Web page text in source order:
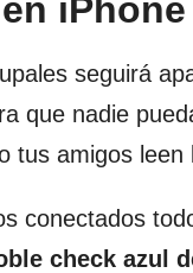
iPhone
seguirá
que nadie
tus amigos leen
conectados
check azul